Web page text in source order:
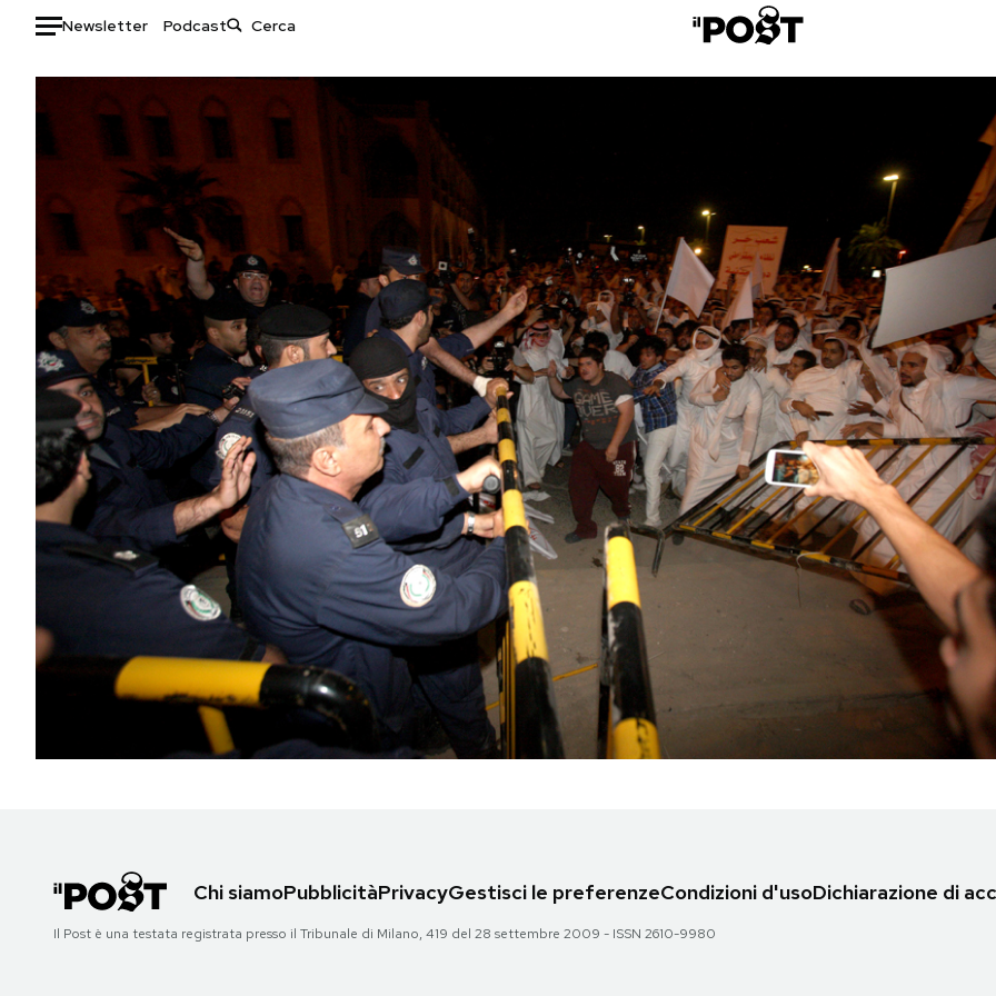
Newsletter Podcast
Auto
Italia
Mondo
Politica
Tecnologia
Internet
Scienza
Cultura
Economia
Sport
Libri
Consumismi
Storie/Idee
Ok Boomer!
Media
Europa
Altrecose
Mondiali calcio 2026
PODCAST
NEWSLETTER
I MIEI PREFERITI
SHOP
AREA PERSONALE
Chi siamoPubblicitàPrivacyGestisci le preferenzeCondizioni d'usoDichiarazione di
Il Post è una testata registrata presso il Tribunale di Milano, 419 del 28 settembre 2009 - ISSN 2610-9980